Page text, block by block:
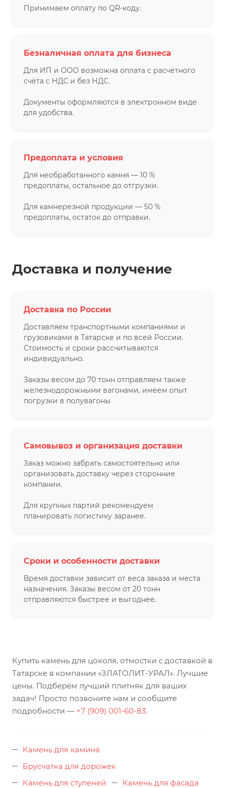
Принимаем оплату по QR-коду.
Безналичная оплата для бизнеса
Для ИП и ООО возможна оплата с расчётного
счёта с НДС и без НДС.
Документы оформляются в электронном виде
для удобства.
Предоплата и условия
Для необработанного камня — 10 %
предоплаты, остальное до отгрузки.
Для камнерезной продукции — 50 %
предоплаты, остаток до отправки.
Доставка и получение
Доставка по России
Доставляем транспортными компаниями и
грузовиками в Татарске и по всей России.
Стоимость и сроки рассчитываются
индивидуально.
Заказы весом до 70 тонн отправляем также
железнодорожными вагонами, имеем опыт
погрузки в полувагоны
Самовывоз и организация доставки
Заказ можно забрать самостоятельно или
организовать доставку через сторонние
компании.
Для крупных партий рекомендуем
планировать логистику заранее.
Сроки и особенности доставки
Время доставки зависит от веса заказа и места
назначения. Заказы весом от 20 тонн
отправляются быстрее и выгоднее.
Купить камень для цоколя, отмостки с доставкой в
Татарске в компании «ЗЛАТОЛИТ-УРАЛ». Лучшие
цены. Подберём лучший плитняк для ваших
задач! Просто позвоните нам и сообщите
подробности — +7 (909) 001-60-83.
Камень для камина
Брусчатка для дорожек
Камень для ступеней
Камень для фасада